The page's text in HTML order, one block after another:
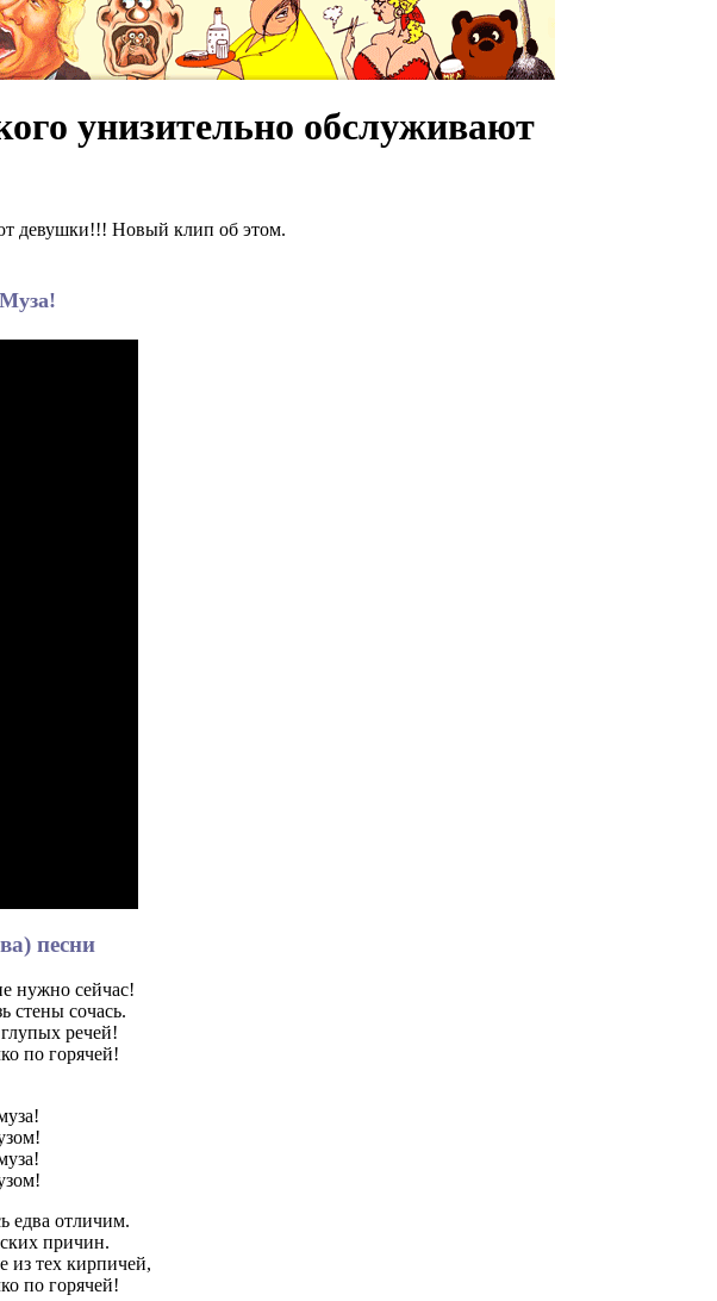
унизительно обслуживают
девушки!!! Новый клип об этом.
песни
нужно сейчас!
стены сочась.
речей!
по горячей!
едва отличим.
причин.
из тех кирпичей,
по горячей!